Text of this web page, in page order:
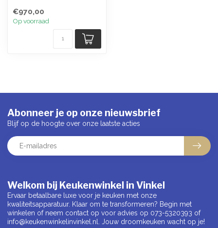
ventilatiekanalen...
€970,00
Op voorraad
Welkom bij Keukenwinkel in Vinkel
Ervaar betaalbare luxe voor je keuken met onze
kwaliteitsapparatuur. Klaar om te transformeren? Begin met
winkelen of neem contact op voor advies op 073-5320393 of
info@keukenwinkelinvinkel.nl
. Jouw droomkeuken wacht op je!
Abonneer je op onze nieuwsbrief
Blijf op de hoogte over onze laatste acties